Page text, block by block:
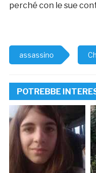
perché con le sue
assassino
POTREBBE